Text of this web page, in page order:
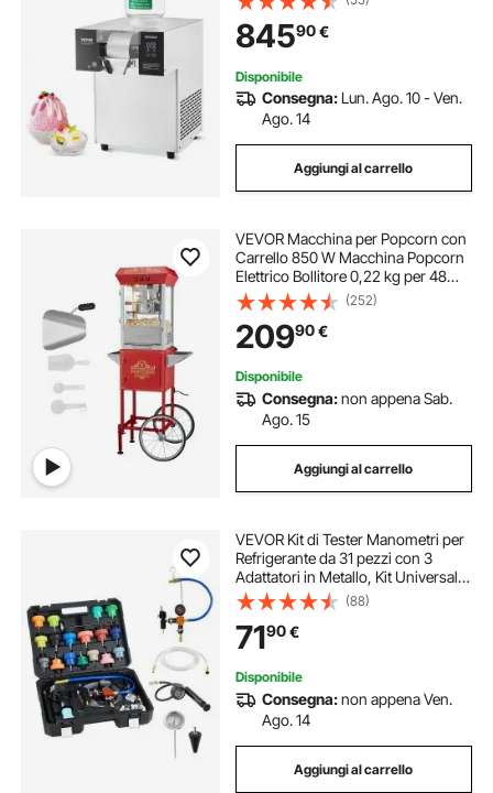
Raffreddamento ad Aria per
Dissipazione Calore, per Panetteria,
Bar
84590€
Disponibile
Consegna: Lun. Ago. 10 - Ven.
Ago. 14
Aggiungi al carrello
VEVOR Macchina per Popcorn con
Carrello 850 W Macchina Popcorn
Elettrico Bollitore 0,22 kg per 48
Tazze per Lotto, Macchina per
Popcorn dotato di Vetro Temperato,
Include 4 Misurini, Stile Cinema
(252)
20990€
Disponibile
Consegna:non appena Sab.
Ago. 15
Aggiungi al carrello
VEVOR Kit di Tester Manometri per
Refrigerante da 31 pezzi con 3
Adattatori in Metallo, Kit Universale
per Prova di Pressione del
Radiatore per Autoveicoli, con
Pompa di Pressione Riempitivo
(88)
7190€
Disponibile
Consegna:non appena Ven.
Ago. 14
Aggiungi al carrello